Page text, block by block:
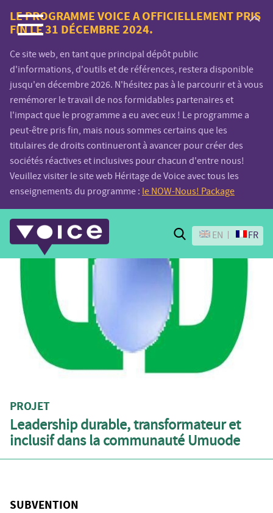
Voice.Global
website
LE PROGRAMME VOICE A OFFICIELLEMENT PRIS
FIN LE 31 DÉCEMBRE 2024.
Ce site web, en tant que principal dépôt public
d'informations, d'outils et de références, restera disponible
jusqu'en décembre 2026. N'hésitez pas à le parcourir et à vous
remémorer le travail de nos formidables partenaires et
l'impact que le programme a eu avec eux ! Le programme a
peut-être pris fin, mais nous sommes certains que les
titulaires de droits continueront à avancer pour créer des
sociétés réactives et inclusives pour chacun d'entre nous!
Veuillez visiter le site web Héritage de Voice avec tous les
enseignements du programme : le NOW-Nous! Package
Search
EN FR
PROJET
Leadership durable, transformateur et
inclusif dans la communauté Umuode
SUBVENTION